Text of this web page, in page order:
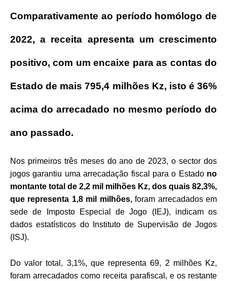
Comparativamente ao período homólogo de
2022, a receita apresenta um crescimento
positivo, com um encaixe para as contas do
Estado de mais 795,4 milhões Kz, isto é 36%
acima do arrecadado no mesmo período do
ano passado.
Nos primeiros três meses do ano de 2023, o sector dos
jogos garantiu uma arrecadação fiscal para o Estado no
montante total de 2,2 mil milhões Kz, dos quais 82,3%,
que representa 1,8 mil milhões,foram arrecadados em
sede de Imposto Especial de Jogo (IEJ), indicam os
dados estatísticos do Instituto de Supervisão de Jogos
(ISJ).
Do valor total, 3,1%, que representa 69, 2 milhões Kz,
foram arrecadados como receita parafiscal, e os restante